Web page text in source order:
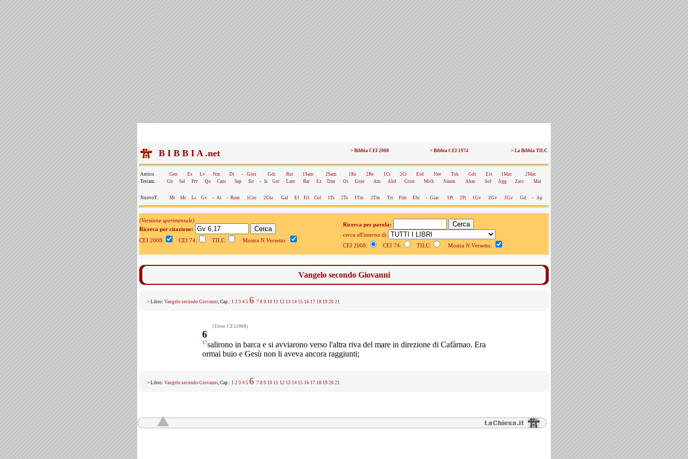
B I B B I A .net > Bibbia CEI 2008 > Bibbia CEI 1974 > La Bibbia TILC
Antico Gen Es Lv Nm Dt - Gios Gdc Rut 1Sam 2Sam 1Re 2Re 1Cr 2Cr Esd Nee Tob Gdt Est 1Mac
2Mac
Testam.
Gb Sal Prv Qo Cant Sap Sir - Is Ger Lam Bar Ez Dan Os Gioe Am Abd Gion Mich Naum Abac Sof Agg Zacc Mal
NuovoT. Mt Mc Lc Gv - At - Rom 1Cor 2Cor Gal Ef Fil Col 1Ts 2Ts 1Tm 2Tm Tit Flm Ebr - Giac 1Pt 2Pt 1Gv 2Gv 3Gv Gd - Ap
(Versione sperimentale)
Ricerca per citazione:
CEI 2008:
CEI 74: TILC: Mostra N.Versetto:
Ricerca per parola:
cerca all'interno di
CEI 2008:
CEI 74: TILC: Mostra N.Versetto:
Vangelo secondo Giovanni
> Libro: Vangelo secondo Giovanni, Cap.: 1 2 3 4 5 6 7 8 9 10 11 12 13 14 15 16 17 18 19 20 21
(Testo CEI2008)
6
17salirono in barca e si avviarono verso l'altra riva del mare in direzione di Cafàrnao. Era
ormai buio e Gesù non li aveva ancora raggiunti;
> Libro: Vangelo secondo Giovanni, Cap.: 1 2 3 4 5 6 7 8 9 10 11 12 13 14 15 16 17 18 19 20 21